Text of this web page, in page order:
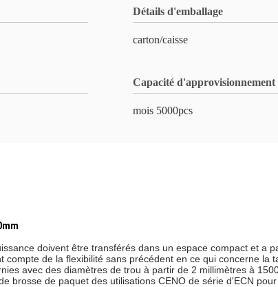
Détails d'emballage
carton/caisse
Capacité d'approvisionnement
mois 5000pcs
doivent être transférés dans un espace compact et a
de la flexibilité sans précédent en ce qui concerne la
avec des diamètres de trou à partir de 2 millimètres à
brosse de paquet des utilisations CENO de série d'ECN